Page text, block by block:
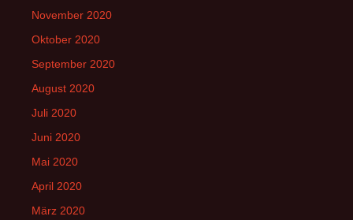
November 2020
Oktober 2020
September 2020
August 2020
Juli 2020
Juni 2020
Mai 2020
April 2020
März 2020